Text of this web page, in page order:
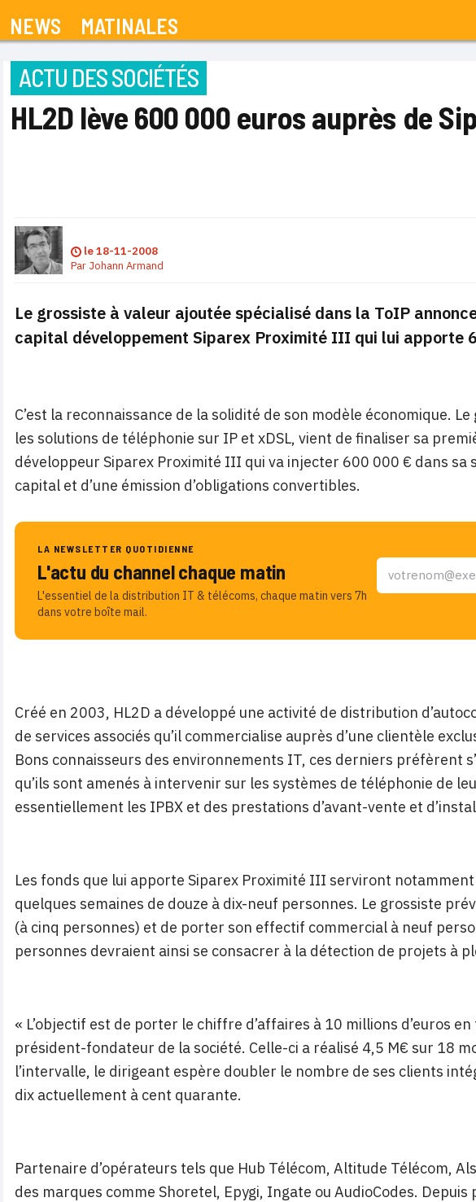
NEWS MATINALES
ACTU DES SOCIÉTÉS
HL2D lève 600 000 euros auprès de
le18-11-2008
Par Johann Armand
Le grossiste à valeur ajoutée spécialisé dans la ToIP
capital développement Siparex Proximité III qui lui apporte
C’est la reconnaissance de la solidité de son modèle économique.
les solutions de téléphonie sur IP et xDSL, vient de finaliser sa
développeur Siparex Proximité III qui va injecter 600 000 € dans sa
capital et d’une émission d’obligations convertibles.
LA NEWSLETTER QUOTIDIENNE
L'actu du channel chaque matin
L'essentiel de la distribution IT & télécoms, chaque matin vers 7h
dans votre boîte mail.
Créé en 2003, HL2D a développé une activité de distribution
de services associés qu’il commercialise auprès d’une clientèle
Bons connaisseurs des environnements IT, ces derniers préfèrent
qu’ils sont amenés à intervenir sur les systèmes de téléphonie de
essentiellement les IPBX et des prestations d’avant-vente et
Les fonds que lui apporte Siparex Proximité III serviront
quelques semaines de douze à dix-neuf personnes. Le grossiste
(à cinq personnes) et de porter son effectif commercial à neuf
personnes devraient ainsi se consacrer à la détection de projets à
« L’objectif est de porter le chiffre d’affaires à 10 millions d’euros
président-fondateur de la société. Celle-ci a réalisé 4,5 M€ sur 18
l’intervalle, le dirigeant espère doubler le nombre de ses clients
dix actuellement à cent quarante.
Partenaire d’opérateurs tels que Hub Télécom, Altitude Télécom,
des marques comme Shoretel, Epygi, Ingate ou AudioCodes.